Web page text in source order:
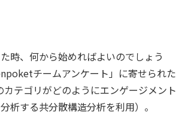
時、何から始めればよいのでしょう
チームアンケート」に寄せられた
テゴリがどのようにエンゲージメント
析する共分散構造分析を利用）。